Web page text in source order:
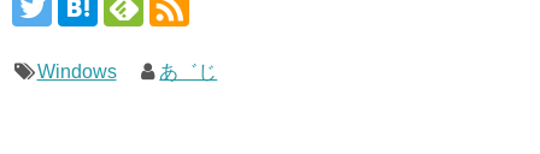
Windows あ゛じ